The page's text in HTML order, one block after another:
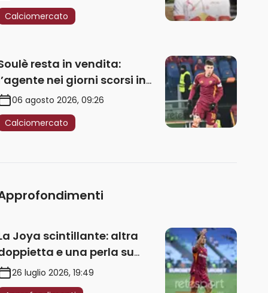
Calciomercato
resta in vendita:
nei giorni scorsi in
06 agosto 2026, 09:26
Calciomercato
Joya scintillante: altra
e una perla su
– VIDEO
26 luglio 2026, 19:49